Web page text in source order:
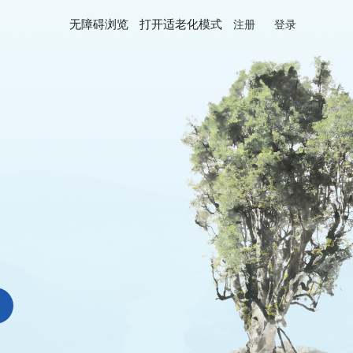
无障碍浏览 打开适老化模式 注册 登录